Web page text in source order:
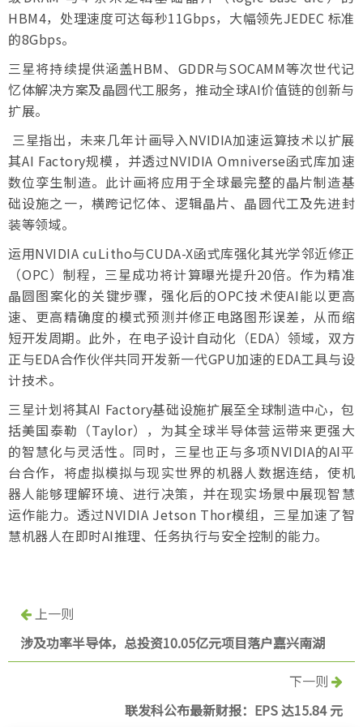
HBM4，处理速度可达每秒11Gbps，大幅领先JEDEC 标准
的8Gbps。
三星将持续提供涵盖HBM、GDDR与SOCAMM等次世代记
忆体解决方案及晶圆代工服务，推动全球AI价值链的创新与
扩展。
三星指出，未来几年计画导入NVIDIA加速运算技术以扩展
其AI Factory规模，并透过NVIDIA Omniverse函式库加速
数位孪生制造。此计画将应用于全球最完整的晶片制造基
础设施之一，横跨记忆体、逻辑晶片、晶圆代工及先进封
装等领域。
运用NVIDIA cuLitho与CUDA-X函式库强化其光学邻近修正
（OPC）制程，三星成功将计算曝光提升20倍。作为精准
晶圆图案化的关键步骤，强化后的OPC技术使AI能以更高
速、更高精确度的模式预测并修正电路图形误差，从而缩
短开发周期。此外，在电子设计自动化（EDA）领域，双方
正与EDA合作伙伴共同开发新一代GPU加速的EDA工具与设
计技术。
三星计划将其AI Factory基础设施扩展至全球制造中心，包
括美国泰勒（Taylor），为其全球半导体营运带来更强大
的智慧化与灵活性。同时，三星也正与多项NVIDIA的AI平
台合作，将虚拟模拟与现实世界的机器人数据连结，使机
器人能够理解环境、进行决策，并在现实场景中展现智慧
运作能力。透过NVIDIA Jetson Thor模组，三星加速了智
慧机器人在即时AI推理、任务执行与安全控制的能力。
上一则
涉及功率半导体，总投资10.05亿元项目落户嘉兴南湖
下一则
联发科公布最新财报：EPS 达15.84 元